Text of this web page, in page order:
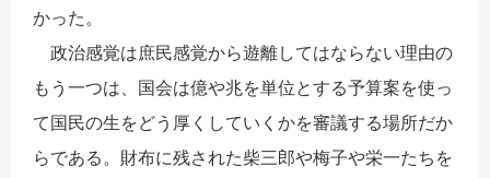
かった。
政治感覚は庶民感覚から遊離してはならない理由の
もう一つは、国会は億や兆を単位とする予算案を使っ
て国民の生をどう厚くしていくかを審議する場所だか
らである。財布に残された柴三郎や梅子や栄一たちを